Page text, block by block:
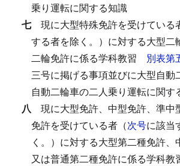
乗り運転に関する知識
七 現に大型特殊免許を受けている
する者を除く。）に対する大型二
二輪免許に係る学科教習
別表第
三号に掲げる事項並びに大型自動
自動二輪車の二人乗り運転に関す
八 現に大型免許、中型免許、準中
免許を受けている者（次号に該当
く。）に対する大型第二種免許、
又は普通第二種免許に係る学科教